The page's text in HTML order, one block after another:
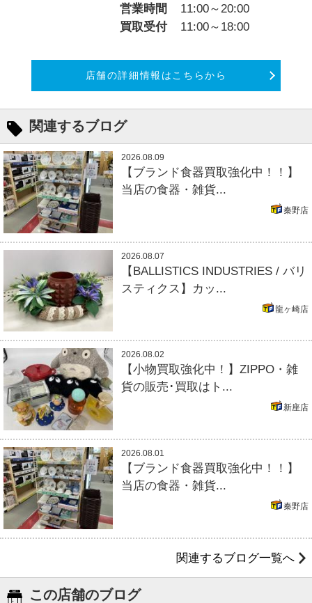
営業時間
11:00～20:00
買取受付
11:00～18:00
店舗の詳細情報はこちらから
関連するブログ
2026.08.09
【ブランド食器買取強化中！！】
当店の食器・雑貨...
秦野店
2026.08.07
【BALLISTICS INDUSTRIES / バリ
スティクス】カッ...
龍ヶ崎店
2026.08.02
【小物買取強化中！】ZIPPO・雑
貨の販売･買取はト...
新座店
2026.08.01
【ブランド食器買取強化中！！】
当店の食器・雑貨...
秦野店
関連するブログ一覧へ
この店舗のブログ